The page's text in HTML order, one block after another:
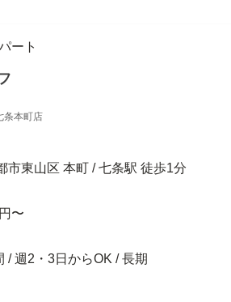
ート
条本町店
市東山区 本町 / 七条駅 徒歩1分
〜
/ 週2・3日からOK / 長期